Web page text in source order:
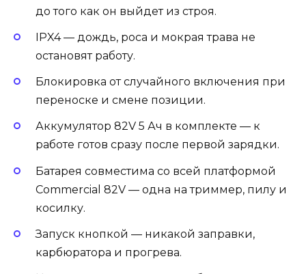
до того как он выйдет из строя.
IPX4 — дождь, роса и мокрая трава не
остановят работу.
Блокировка от случайного включения при
переноске и смене позиции.
Аккумулятор 82V 5 Ач в комплекте — к
работе готов сразу после первой зарядки.
Батарея совместима со всей платформой
Commercial 82V — одна на триммер, пилу и
косилку.
Запуск кнопкой — никакой заправки,
карбюратора и прогрева.